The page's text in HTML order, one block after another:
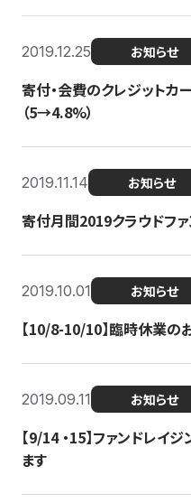
2019.12.25 お知らせ
寄付・会費のクレジット
（5→4.8%）
2019.11.14 お知らせ
寄付月間2019クラウドフ
2019.10.01 お知らせ
【10/8-10/10】臨時休業の
2019.09.11 お知らせ
【9/14 ・15】ファンドレイ
ます